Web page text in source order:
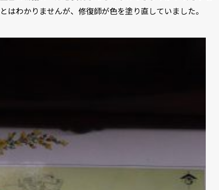
とはわかりませんが、修復師が色を塗り直していました。